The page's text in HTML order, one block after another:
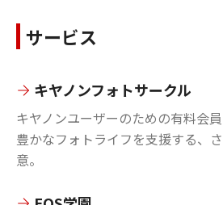
サービス
キヤノンフォトサークル
キヤノンユーザーのための有料会
豊かなフォトライフを支援する、
意。